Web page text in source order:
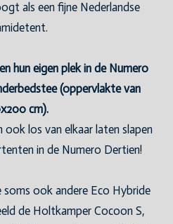
als een fijne Nederlandse
hun eigen plek in de Numero
(oppervlakte van
cm).
ook los van elkaar laten slapen
in de Numero Dertien!
soms ook andere Eco Hybride
de Holtkamper Cocoon S,